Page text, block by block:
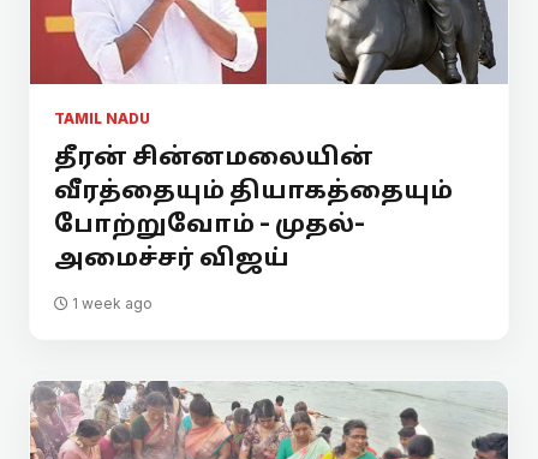
TAMIL NADU
தீரன் சின்னமலையின்
வீரத்தையும் தியாகத்தையும்
போற்றுவோம் - முதல்-
அமைச்சர் விஜய்
1 week ago